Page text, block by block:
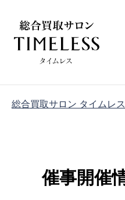
総合買取サロン タイムレス
催事開催